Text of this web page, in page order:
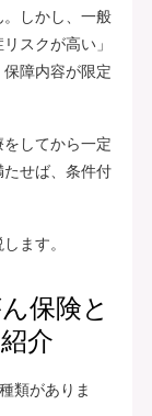
しかし、一般
スクが高い」
障内容が限定
してから一定
せば、条件付
ます。
保険と
介
類がありま